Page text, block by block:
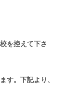
を控えて下さ
す。下記より、